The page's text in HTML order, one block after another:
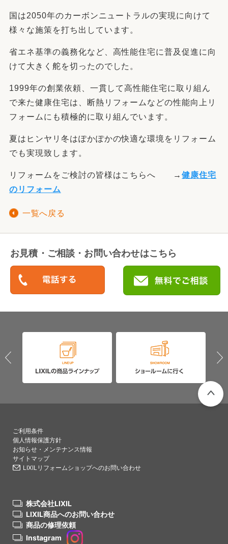
国は2050年のカーボンニュートラルの実現に向けて
様々な施策を打ち出しています。
省エネ基準の義務化など、高性能住宅に普及促進に向
けて大きく舵を切ったのでした。
1999年の創業依頼、一貫して高性能住宅に取り組ん
で来た健康住宅は、断熱リフォームなどの性能向上リ
フォームにも積極的に取り組んでいます。
夏はヒンヤリ冬はぽかぽかの快適な環境をリフォーム
でも実現致します。
リフォームをご検討の皆様はこちらへ →健康住宅
のリフォーム
一覧へ戻る
お見積・ご相談・お問い合わせはこちら
ご利用条件
個人情報保護方針
お知らせ・メンテナンス情報
サイトマップ
LIXILリフォームショップへのお問い合わせ
株式会社LIXIL
LIXIL商品へのお問い合わせ
商品の修理依頼
Instagram